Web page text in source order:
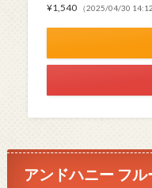
¥1,540
（2025/04/30
アンドハニー フ